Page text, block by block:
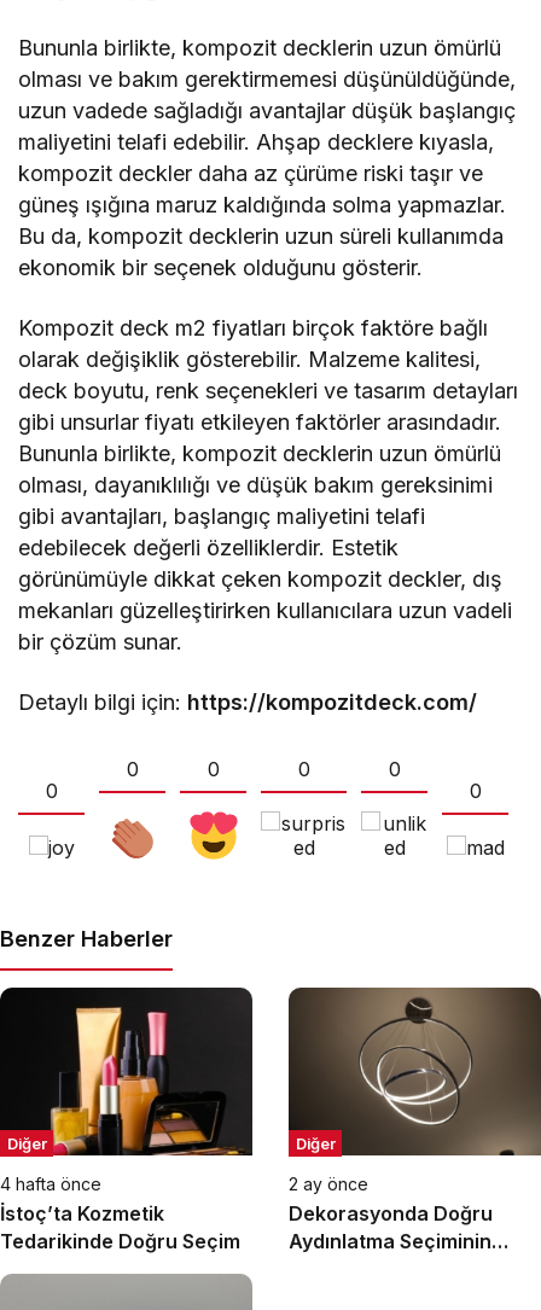
Bununla birlikte, kompozit decklerin uzun ömürlü
olması ve bakım gerektirmemesi düşünüldüğünde,
uzun vadede sağladığı avantajlar düşük başlangıç
maliyetini telafi edebilir. Ahşap decklere kıyasla,
kompozit deckler daha az çürüme riski taşır ve
güneş ışığına maruz kaldığında solma yapmazlar.
Bu da, kompozit decklerin uzun süreli kullanımda
ekonomik bir seçenek olduğunu gösterir.
Kompozit deck m2 fiyatları birçok faktöre bağlı
olarak değişiklik gösterebilir. Malzeme kalitesi,
deck boyutu, renk seçenekleri ve tasarım detayları
gibi unsurlar fiyatı etkileyen faktörler arasındadır.
Bununla birlikte, kompozit decklerin uzun ömürlü
olması, dayanıklılığı ve düşük bakım gereksinimi
gibi avantajları, başlangıç maliyetini telafi
edebilecek değerli özelliklerdir. Estetik
görünümüyle dikkat çeken kompozit deckler, dış
mekanları güzelleştirirken kullanıcılara uzun vadeli
bir çözüm sunar.
Detaylı bilgi için: https://kompozitdeck.com/
0
0 0 0
0
0
Benzer Haberler
Diğer
4 hafta önce
İstoç’ta Kozmetik
Tedarikinde Doğru Seçim
Diğer
2 ay önce
Dekorasyonda Doğru
Aydınlatma Seçiminin